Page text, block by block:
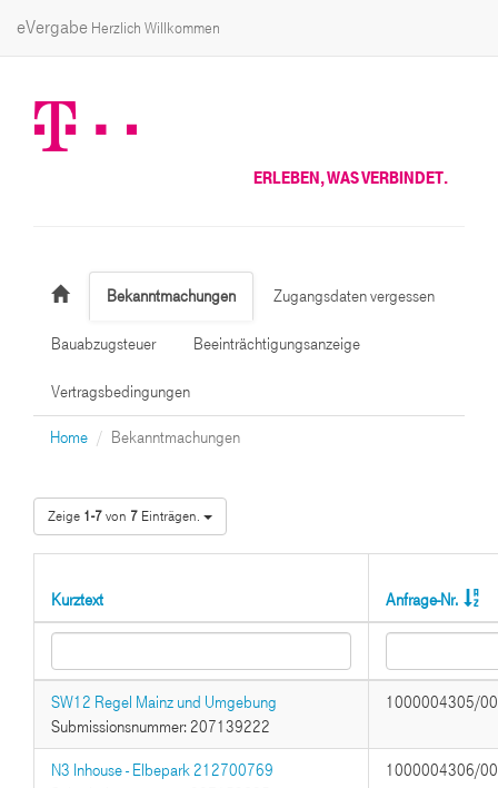
eVergabe Herzlich Willkommen
ERLEBEN, WAS VERBINDET.
Bekanntmachungen Zugangsdaten vergessen
Bauabzugsteuer Beeinträchtigungsanzeige
Vertragsbedingungen
Home Bekanntmachungen
Zeige 1-7von 7 Einträgen.
Kurztext Anfrage-Nr.
SW12 Regel Mainz und Umgebung
Submissionsnummer: 207139222
1000004305/
N3 Inhouse - Elbepark 212700769
1000004306/